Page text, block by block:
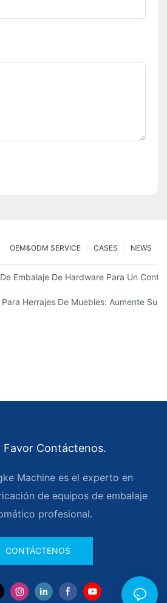
NEWS
CASES
OEM&ODM SERVICE
Embalaje De Hardware Para Un
EficienteHerrajes De Muebles: Aumente Su
Favor Contáctenos.
Machine es el experto en
de equipos de embalaje
profesional.
CONTÁCTENOS